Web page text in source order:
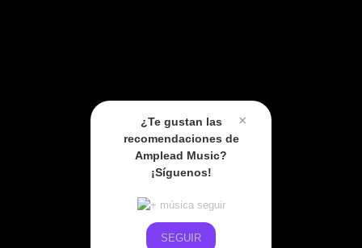
×
¿Te gustan las
recomendaciones de
Amplead Music?
¡Síguenos!
SEGUIR